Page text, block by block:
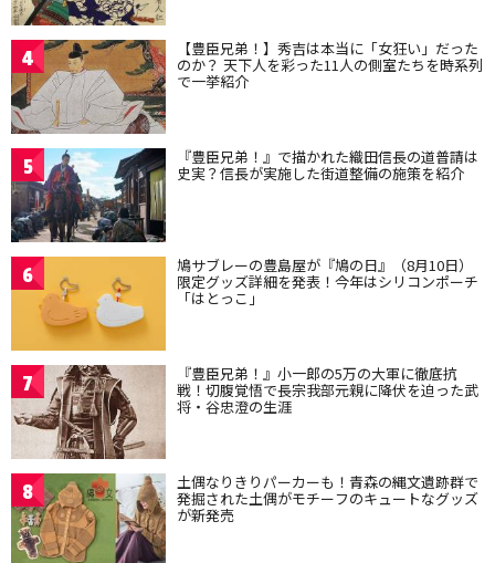
4 【豊臣兄弟！】秀吉は本当に「女狂い」だった
のか？ 天下人を彩った11人の側室たちを時系列
で一挙紹介
5 『豊臣兄弟！』で描かれた織田信長の道普請は
史実？信長が実施した街道整備の施策を紹介
6 鳩サブレーの豊島屋が『鳩の日』（8月10日）
限定グッズ詳細を発表！今年はシリコンポーチ
「はとっこ」
7 『豊臣兄弟！』小一郎の5万の大軍に徹底抗
戦！切腹覚悟で長宗我部元親に降伏を迫った武
将・谷忠澄の生涯
8 土偶なりきりパーカーも！青森の縄文遺跡群で
発掘された土偶がモチーフのキュートなグッズ
が新発売